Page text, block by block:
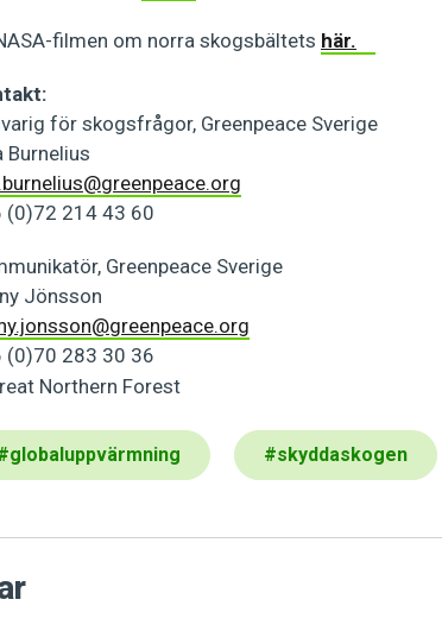
filmen om norra skogsbältets här.
för skogsfrågor, Greenpeace Sverige
Burnelius
(0)72 214 43 60
Greenpeace Sverige
Jönsson
(0)70 283 30 36
globaluppvärmning #skyddaskogen